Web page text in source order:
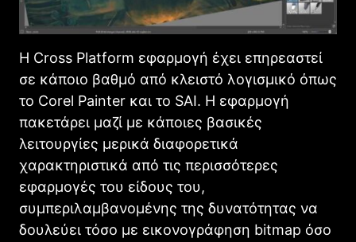
Η Cross Platform εφαρμογή έχει επηρεαστεί
σε κάποιο βαθμό από κλειστό λογισμικό όπως
το Corel Painter και το SAI. Η εφαρμογή
πακετάρει μαζί με κάποιες βασικές
λειτουργίες μερικά διαφορετικά
χαρακτηριστικά από τις περισσότερες
εφαρμογές του είδους του,
συμπεριλαμβανομένης της δυνατότητας να
δουλεύει τόσο με εικονογράφηση bitmap όσο